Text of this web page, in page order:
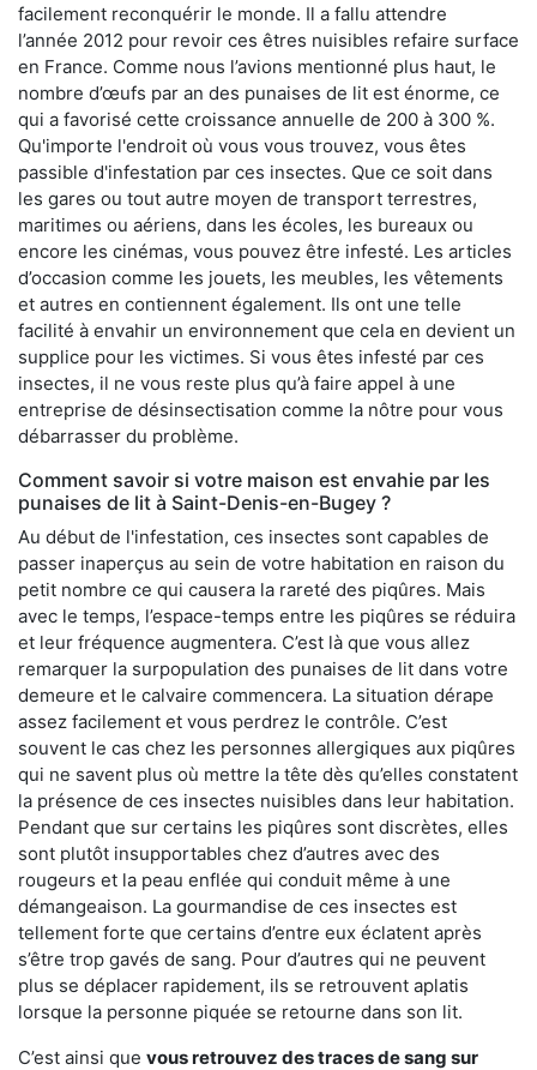
facilement reconquérir le monde. Il a fallu attendre
l’année 2012 pour revoir ces êtres nuisibles refaire surface
en France. Comme nous l’avions mentionné plus haut, le
nombre d’œufs par an des punaises de lit est énorme, ce
qui a favorisé cette croissance annuelle de 200 à 300 %.
Qu'importe l'endroit où vous vous trouvez, vous êtes
passible d'infestation par ces insectes. Que ce soit dans
les gares ou tout autre moyen de transport terrestres,
maritimes ou aériens, dans les écoles, les bureaux ou
encore les cinémas, vous pouvez être infesté. Les articles
d’occasion comme les jouets, les meubles, les vêtements
et autres en contiennent également. Ils ont une telle
facilité à envahir un environnement que cela en devient un
supplice pour les victimes. Si vous êtes infesté par ces
insectes, il ne vous reste plus qu’à faire appel à une
entreprise de désinsectisation comme la nôtre pour vous
débarrasser du problème.
Comment savoir si votre maison est envahie par les
punaises de lit à Saint-Denis-en-Bugey ?
Au début de l'infestation, ces insectes sont capables de
passer inaperçus au sein de votre habitation en raison du
petit nombre ce qui causera la rareté des piqûres. Mais
avec le temps, l’espace-temps entre les piqûres se réduira
et leur fréquence augmentera. C’est là que vous allez
remarquer la surpopulation des punaises de lit dans votre
demeure et le calvaire commencera. La situation dérape
assez facilement et vous perdrez le contrôle. C’est
souvent le cas chez les personnes allergiques aux piqûres
qui ne savent plus où mettre la tête dès qu’elles constatent
la présence de ces insectes nuisibles dans leur habitation.
Pendant que sur certains les piqûres sont discrètes, elles
sont plutôt insupportables chez d’autres avec des
rougeurs et la peau enflée qui conduit même à une
démangeaison. La gourmandise de ces insectes est
tellement forte que certains d’entre eux éclatent après
s’être trop gavés de sang. Pour d’autres qui ne peuvent
plus se déplacer rapidement, ils se retrouvent aplatis
lorsque la personne piquée se retourne dans son lit.
C’est ainsi que vous retrouvez des traces de sang sur